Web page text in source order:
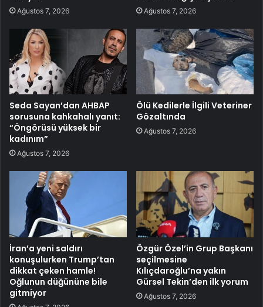
Ağustos 7, 2026 Ağustos 7, 2026
Seda Sayan’dan AHBAP
sorusuna kahkahalı yanıt:
“Öngörüsü yüksek bir
kadınım”
Ağustos 7, 2026
Ölü Kedilerle İlgili Veteriner
Gözaltında
Ağustos 7, 2026
İran’a yeni saldırı
konuşulurken Trump’tan
dikkat çeken hamle!
Oğlunun düğününe bile
gitmiyor
Özgür Özel’in Grup Başkanı
seçilmesine
Kılıçdaroğlu’na yakın
Gürsel Tekin’den ilk yorum
Ağustos 7, 2026